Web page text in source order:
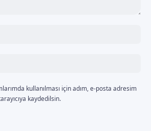
kullanılması için adım, e-posta adresim
kaydedilsin.